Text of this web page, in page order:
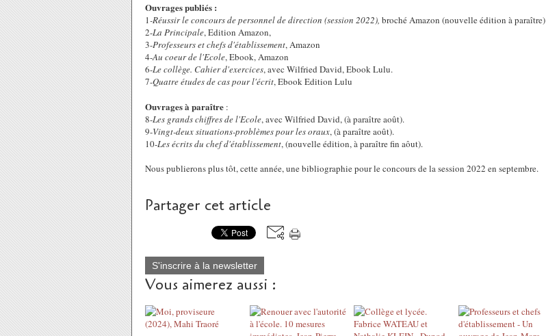
Ouvrages publiés :
1-Réussir le concours de personnel de direction (session 2022), broché Amazon (nouvelle édition à paraître)
2-La Principale, Edition Amazon,
3-Professeurs et chefs d'établissement, Amazon
4-Au coeur de l'Ecole, Ebook, Amazon
6-Le collège. Cahier d'exercices, avec Wilfried David, Ebook Lulu.
7-Quatre études de cas pour l'écrit, Ebook Edition Lulu
Ouvrages à paraître :
8-Les grands chiffres de l'Ecole, avec Wilfried David, (à paraître août).
9-Vingt-deux situations-problèmes pour les oraux, (à paraître août).
10-Les écrits du chef d'établissement, (nouvelle édition, à paraître fin aôut).
Nous publierons plus tôt, cette année, une bibliographie pour le concours de la session 2022 en septembre.
Partager cet article
S'inscrire à la newsletter
Vous aimerez aussi :